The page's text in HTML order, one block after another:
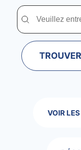
Trouver un
Trouver un centre
VOIR